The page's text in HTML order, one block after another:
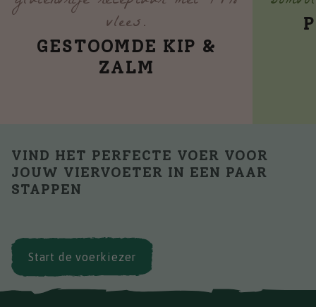
vlees.
GESTOOMDE KIP &
ZALM
VIND HET PERFECTE VOER VOOR
JOUW VIERVOETER IN EEN PAAR
STAPPEN
Start de voerkiezer